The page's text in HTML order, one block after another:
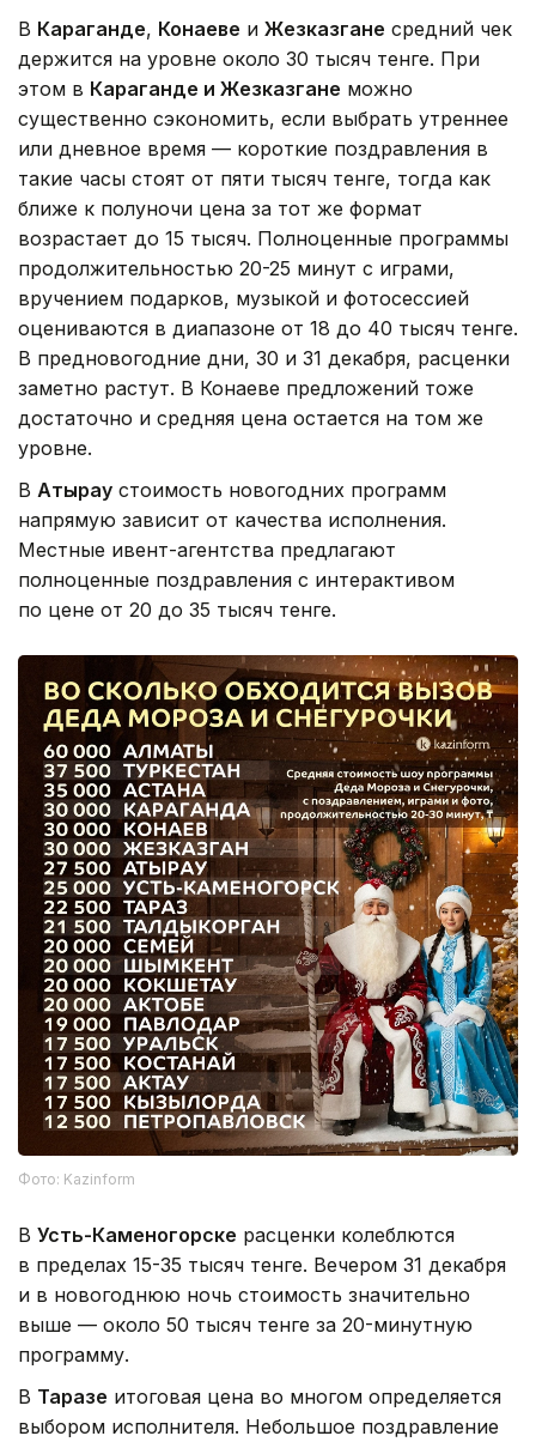
В Караганде, Конаеве и Жезказгане средний чек
держится на уровне около 30 тысяч тенге. При
этом в Караганде и Жезказгане можно
существенно сэкономить, если выбрать утреннее
или дневное время — короткие поздравления в
такие часы стоят от пяти тысяч тенге, тогда как
ближе к полуночи цена за тот же формат
возрастает до 15 тысяч. Полноценные программы
продолжительностью 20-25 минут с играми,
вручением подарков, музыкой и фотосессией
оцениваются в диапазоне от 18 до 40 тысяч тенге.
В предновогодние дни, 30 и 31 декабря, расценки
заметно растут. В Конаеве предложений тоже
достаточно и средняя цена остается на том же
уровне.
В Атырау стоимость новогодних программ
напрямую зависит от качества исполнения.
Местные ивент-агентства предлагают
полноценные поздравления с интерактивом
по цене от 20 до 35 тысяч тенге.
Фото: Kazinform
В Усть-Каменогорске расценки колеблются
в пределах 15-35 тысяч тенге. Вечером 31 декабря
и в новогоднюю ночь стоимость значительно
выше — около 50 тысяч тенге за 20-минутную
программу.
В Таразе итоговая цена во многом определяется
выбором исполнителя. Небольшое поздравление